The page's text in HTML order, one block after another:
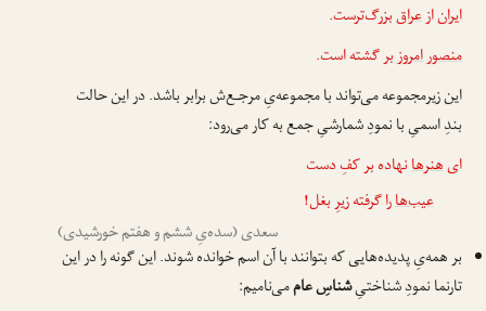
ایرانازعراقبزرگ‌ترست.
منصورامروزبر گشته است.
این زیرمجموعه می‌تواند با مجموعه‌یِ مرجـع‌ش برابر باشد. در این حالت
بندِ اسمیِ با نمودِ شمارشیِ جمع به کار می‌رود:
ایهنرهانهاده بر کفِ دست
عیب‌هارا گرفته زیرِ بغل!
سعدی (سده‌یِ ششم و هفتم خورشیدی)
بر همه‌یِ پدیده‌هایی که بتوانند با آن اسم خوانده شوند. این گونه را در این
تارنما نمودِ شناختیِشناسِ عاممی‌نامیم: